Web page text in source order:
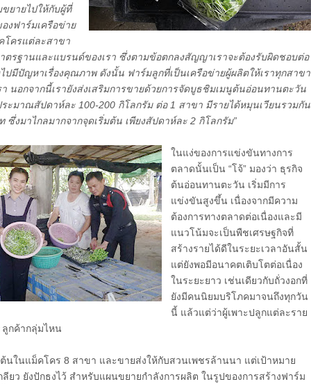
ยายไปให้กับผู้ที่
งฟาร์มเครือข่าย
โครแต่ละสาขา
รฐานและแบรนด์ของเรา ซึ่งตามข้อตกลงสัญญาเราจะต้องรับผิดชอบต่อ
ปมีปัญหาเรื่องคุณภาพ ดังนั้น ฟาร์มลูกที่เป็นเครือข่ายผู้ผลิตให้เราทุกสาขา
า นอกจากนี้เรายังส่งเสริมการขายด้วยการจัดบูธชิมเมนูต้นอ่อนทานตะวัน
ระมาณสัปดาห์ละ 100-200 กิโลกรัม ต่อ1 สาขา มีรายได้หมุนเวียนรวมกัน
ซึ่งมาไกลมากจากจุดเริ่มต้น เพียงสัปดาห์ละ 2 กิโลกรัม”
ในแง่ของการแข่งขันทางการ
ตลาดนั้นเป็น “โจ้” มองว่า ธุรกิจ
ต้นอ่อนทานตะวัน เริ่มมีการ
แข่งขันสูงขึ้น เนื่องจากมีความ
ต้องการทางตลาดต่อเนื่องและมี
แนวโน้มจะเป็นพืชเศรษฐกิจที่
สร้างรายได้ดีในระยะเวลาอันสั้น
แต่ยังพอมีอนาคตเติบโตต่อเนื่อง
ในระยะยาว เช่นเดียวกับถั่วงอกที่
ยังมีคนนิยมบริโภคมาจนถึงทุกวัน
นี้ แล้วแต่ว่าผู้เพาะปลูกแต่ละราย
ลูกค้ากลุ่มไหน
นในแม็คโคร 8 สาขา และขายส่งให้กับสวนเพชรล้านนา แต่เป้าหมาย
ยว ยังปักธงไว้ สำหรับแผนขยายกำลังการผลิต ในรูปของการสร้างฟาร์ม